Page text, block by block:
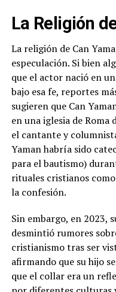
La Religión
La religión de Can
especulación. Si bien
que el actor nació en
bajo esa fe, reportes
sugieren que Can
en una iglesia de Roma
el cantante y
Yaman habría sido
para el bautismo)
rituales cristianos
la confesión.
Sin embargo, en 2023,
desmintió rumores
cristianismo tras ser
afirmando que su hijo
que el collar era un